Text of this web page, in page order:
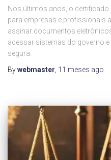
Nos últimos anos, o certificado
para empresas e profissionais
assinar documentos
acessar sistemas do governo
segura.
Bywebmaster 11 meses ago